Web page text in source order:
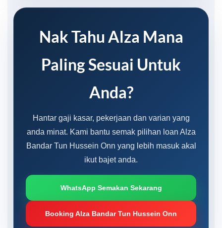
Nak Tahu Alza Mana
Paling Sesuai Untuk
Anda?
Hantar gaji kasar, pekerjaan dan varian yang
anda minat. Kami bantu semak pilihan loan Alza
Bandar Tun Hussein Onn yang lebih masuk akal
ikut bajet anda.
WhatsApp Semakan Sekarang
Booking Alza Bandar Tun Hussein Onn